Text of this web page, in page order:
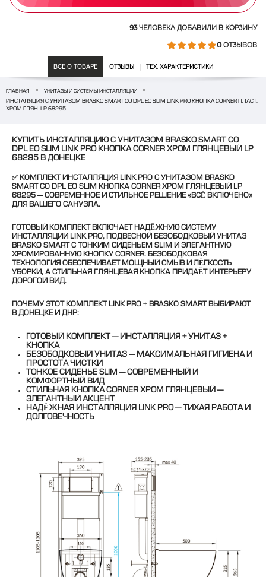
ВСЕ О ТОВАРЕ ОТЗЫВЫ ТЕХ. ХАРАКТЕРИСТИКИ
93ЧЕЛОВЕКА ДОБАВИЛИ В КОРЗИНУ
0ОТЗЫВОВ
ГЛАВНАЯ УНИТАЗЫ И СИСТЕМЫ ИНСТАЛЛЯЦИИ
ИНСТАЛЯЦИЯ С УНИТАЗОМ BRASKO SMART CO DPL EO SLIM LINK PRO КНОПКА CORNER ПЛАСТ.
ХРОМ ГЛЯН. LP 68295
КУПИТЬ ИНСТАЛЛЯЦИЮ С УНИТАЗОМ BRASKO SMART CO
DPL EO SLIM LINK PRO КНОПКА CORNER ХРОМ ГЛЯНЦЕВЫЙ LP
68295 В ДОНЕЦКЕ
✅ КОМПЛЕКТ ИНСТАЛЛЯЦИЯ LINK PRO С УНИТАЗОМ BRASKO
SMART CO DPL EO SLIM КНОПКА CORNER ХРОМ ГЛЯНЦЕВЫЙ LP
68295 — СОВРЕМЕННОЕ И СТИЛЬНОЕ РЕШЕНИЕ «ВСЁ ВКЛЮЧЕНО»
ДЛЯ ВАШЕГО САНУЗЛА.
ГОТОВЫЙ КОМПЛЕКТ ВКЛЮЧАЕТ НАДЁЖНУЮ СИСТЕМУ
ИНСТАЛЛЯЦИИ LINK PRO, ПОДВЕСНОЙ БЕЗОБОДКОВЫЙ УНИТАЗ
BRASKO SMART С ТОНКИМ СИДЕНЬЕМ SLIM И ЭЛЕГАНТНУЮ
ХРОМИРОВАННУЮ КНОПКУ CORNER. БЕЗОБОДКОВАЯ
ТЕХНОЛОГИЯ ОБЕСПЕЧИВАЕТ МОЩНЫЙ СМЫВ И ЛЁГКОСТЬ
УБОРКИ, А СТИЛЬНАЯ ГЛЯНЦЕВАЯ КНОПКА ПРИДАЁТ ИНТЕРЬЕРУ
ДОРОГОЙ ВИД.
ПОЧЕМУ ЭТОТ КОМПЛЕКТ LINK PRO + BRASKO SMART ВЫБИРАЮТ
В ДОНЕЦКЕ И ДНР:
ГОТОВЫЙ КОМПЛЕКТ — ИНСТАЛЛЯЦИЯ + УНИТАЗ +
КНОПКА
БЕЗОБОДКОВЫЙ УНИТАЗ — МАКСИМАЛЬНАЯ ГИГИЕНА И
ПРОСТОТА ЧИСТКИ
ТОНКОЕ СИДЕНЬЕ SLIM — СОВРЕМЕННЫЙ И
КОМФОРТНЫЙ ВИД
СТИЛЬНАЯ КНОПКА CORNER ХРОМ ГЛЯНЦЕВЫЙ —
ЭЛЕГАНТНЫЙ АКЦЕНТ
НАДЁЖНАЯ ИНСТАЛЛЯЦИЯ LINK PRO — ТИХАЯ РАБОТА И
ДОЛГОВЕЧНОСТЬ